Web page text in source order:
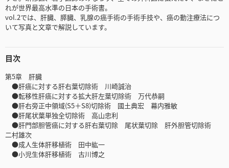
れが世界最高水準の日本の手術書。
vol.2では、肝臓、膵臓、乳腺の癌手術の手術手技や、癌の動注療法につ
いて写真と文章で解説しています。
目次
第5章 肝臓
●肝癌に対する肝右葉切除術 川崎誠治
●転移性肝癌に対する拡大肝左葉切除術 万代恭嗣
●肝右旁正中領域(S5＋S8)切除術 國土典宏 幕内雅敏
●肝尾状葉単独全切除術 高山忠利
●肝門部胆管癌に対する肝右葉切除 尾状葉切除 肝外胆管切除術
二村雄次
●成人生体肝移植術 田中紘一
●小児生体肝移植術 古川博之